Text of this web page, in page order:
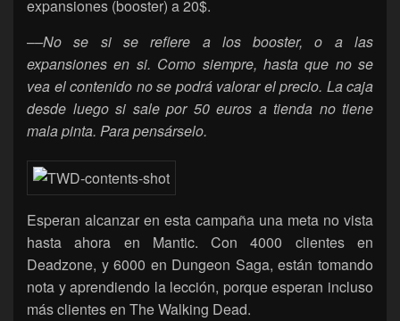
expansiones (booster) a 20$.
––No se si se refiere a los booster, o a las
expansiones en si. Como siempre, hasta que no se
vea el contenido no se podrá valorar el precio. La caja
desde luego si sale por 50 euros a tienda no tiene
mala pinta. Para pensárselo.
Esperan alcanzar en esta campaña una meta no vista
hasta ahora en Mantic. Con 4000 clientes en
Deadzone, y 6000 en Dungeon Saga, están tomando
nota y aprendiendo la lección, porque esperan incluso
más clientes en The Walking Dead.